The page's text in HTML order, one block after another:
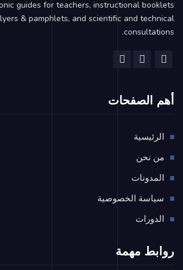
guides for teachers, instructional booklets
& pamphlets, and scientific and technical
consultations.
أهم الصفحات
الرئيسية
من نحن
المدونات
سياسة الخصوصية
الدورات
روابط مهمة